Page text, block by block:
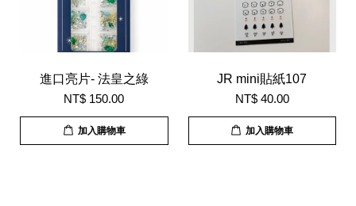
進口亮片- 法皇之綠
NT$ 150.00
加入購物車
JR mini貼紙107
NT$ 40.00
加入購物車